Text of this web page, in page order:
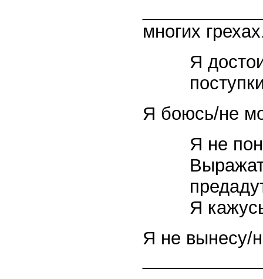
многих
Я
Я боюсь/не
Я не
Я
Я не вынесу/